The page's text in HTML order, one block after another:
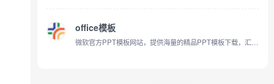
office模板
微软官方PPT模板网站，提供海量的精品PPT模板下载，汇集工作总结/述职报告/学术答辩/营销策划/岗位竞聘等多样化模板，随拿随用